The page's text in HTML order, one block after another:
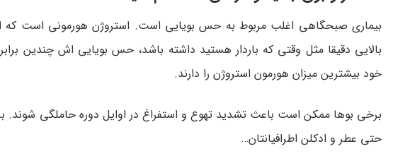
بیماری صبحگاهی اغلب مربوط به حس بویایی است. استروژن هورمونی است که
بالایی دقیقا مثل وقتی که باردار هستید داشته باشد، حس بویایی اش چندین
خود بیشترین میزان هورمون استروژن را دارند.
برخی بوها ممکن است باعث تشدید تهوع و استفراغ در اوایل دوره حاملگی شوند.
حتی عطر و ادکلن اطرافیانتان…